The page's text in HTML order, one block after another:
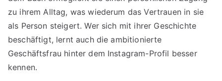
zu ihrem Alltag, was wiederum das Vertrauen in sie
als Person steigert. Wer sich mit ihrer Geschichte
beschäftigt, lernt auch die ambitionierte
Geschäftsfrau hinter dem Instagram-Profil besser
kennen.